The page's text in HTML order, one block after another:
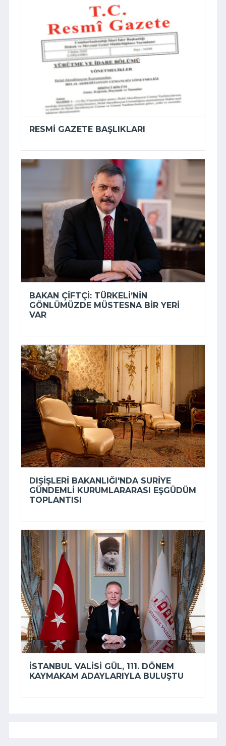
RESMI GAZETE BAŞLIKLARI
BAKAN ÇIFTÇI: TÜRKELI’NIN
GÖNLÜMÜZDE MÜSTESNA BIR YERI
VAR
DIŞIŞLERI BAKANLIĞI'NDA SURIYE
GÜNDEMLI KURUMLARARASI EŞGÜDÜM
TOPLANTISI
İSTANBUL VALISI GÜL, 111. DÖNEM
KAYMAKAM ADAYLARIYLA BULUŞTU